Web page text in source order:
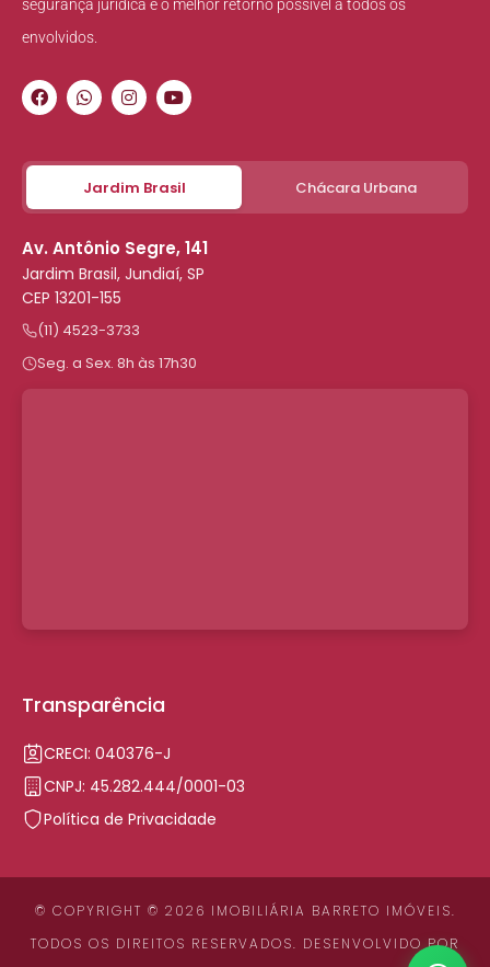
segurança jurídica e o melhor retorno possível a todos os
envolvidos.
Jardim Brasil Chácara Urbana
Av. Antônio Segre, 141
Jardim Brasil, Jundiaí, SP
CEP 13201-155
(11) 4523-3733
Seg. a Sex. 8h às 17h30
Transparência
CRECI: 040376-J
CNPJ: 45.282.444/0001-03
Política de Privacidade
© COPYRIGHT © 2026 IMOBILIÁRIA BARRETO IMÓVEIS.
TODOS OS DIREITOS RESERVADOS. DESENVOLVIDO POR